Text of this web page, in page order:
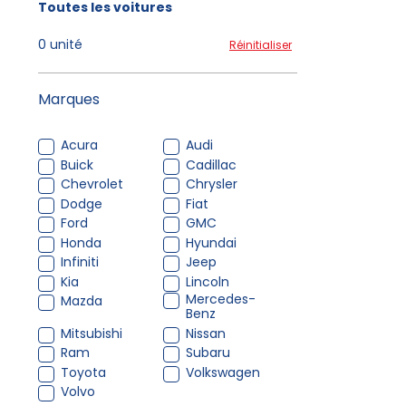
Toutes les voitures
0 unité Réinitialiser
Marques
Acura
Audi
Buick
Cadillac
Chevrolet
Chrysler
Dodge
Fiat
Ford
GMC
Honda
Hyundai
Infiniti
Jeep
Kia
Lincoln
Mazda
Mercedes-
Benz
Mitsubishi
Nissan
Ram
Subaru
Toyota
Volkswagen
Volvo